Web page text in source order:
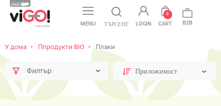
MENU ТЪРСЕНЕ LOGIN CART
0
B2B
У дома Ппродукти BIO Плаки
Филтър